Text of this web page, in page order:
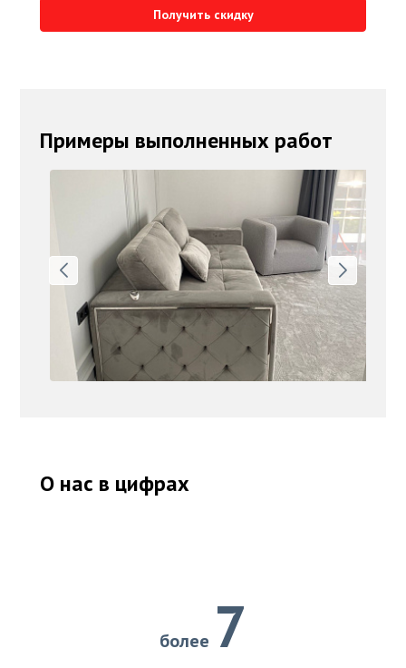
Получить скидку
Примеры выполненных работ
О нас в цифрах
более 7